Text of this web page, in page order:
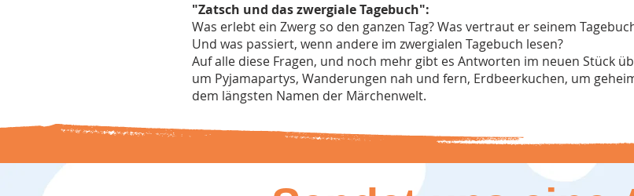
"Zatsch und das zwergiale Tagebuch":
Was erlebt ein Zwerg so den ganzen Tag? Was vertraut er seinem
Und was passiert, wenn andere im zwergialen Tagebuch lesen?
Auf alle diese Fragen, und noch mehr gibt es Antworten im neuen Stück
um Pyjamapartys, Wanderungen nah und fern, Erdbeerkuchen, um
dem längsten Namen der Märchenwelt.